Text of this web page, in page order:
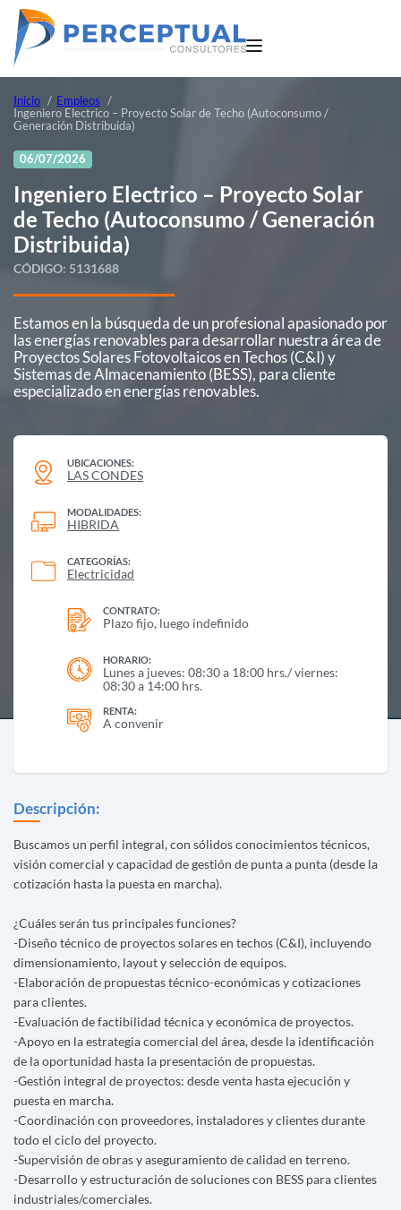
Inicio
Empleos
Ingeniero Electrico – Proyecto Solar de Techo (Autoconsumo /
Generación Distribuida)
06/07/2026
Ingeniero Electrico – Proyecto Solar
de Techo (Autoconsumo / Generación
Distribuida)
CÓDIGO: 5131688
Estamos en la búsqueda de un profesional apasionado por
las energías renovables para desarrollar nuestra área de
Proyectos Solares Fotovoltaicos en Techos (C&I) y
Sistemas de Almacenamiento (BESS), para cliente
especializado en energías renovables.
UBICACIONES:
LAS CONDES
MODALIDADES:
HIBRIDA
CATEGORÍAS:
Electricidad
CONTRATO:
Plazo fijo, luego indefinido
HORARIO:
Lunes a jueves: 08:30 a 18:00 hrs./ viernes:
08:30 a 14:00 hrs.
RENTA:
A convenir
Descripción:
Buscamos un perfil integral, con sólidos conocimientos técnicos,
visión comercial y capacidad de gestión de punta a punta (desde la
cotización hasta la puesta en marcha).
¿Cuáles serán tus principales funciones?
-Diseño técnico de proyectos solares en techos (C&I), incluyendo
dimensionamiento, layout y selección de equipos.
-Elaboración de propuestas técnico-económicas y cotizaciones
para clientes.
-Evaluación de factibilidad técnica y económica de proyectos.
-Apoyo en la estrategia comercial del área, desde la identificación
de la oportunidad hasta la presentación de propuestas.
-Gestión integral de proyectos: desde venta hasta ejecución y
puesta en marcha.
-Coordinación con proveedores, instaladores y clientes durante
todo el ciclo del proyecto.
-Supervisión de obras y aseguramiento de calidad en terreno.
-Desarrollo y estructuración de soluciones con BESS para clientes
industriales/comerciales.